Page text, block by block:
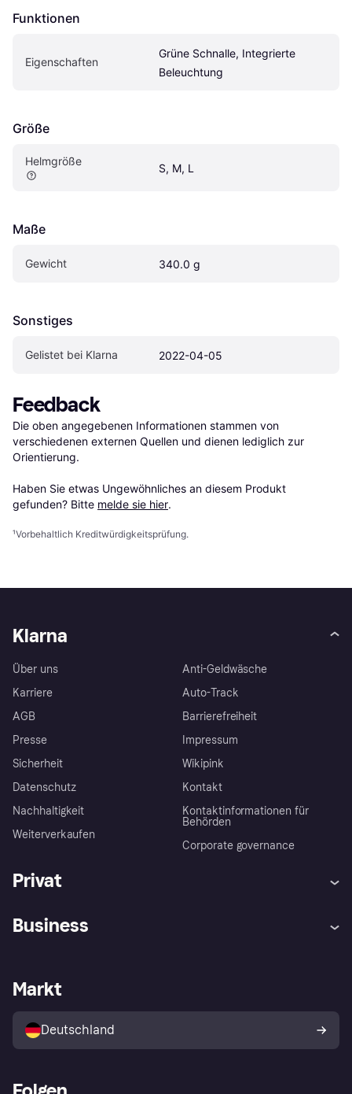
Funktionen
Eigen­schaften
Grüne Schnalle, Integrierte
Beleuchtung
Größe
Helmgröße
S, M, L
Maße
Gewicht 340.0 g
Sonstiges
Gelistet bei Klarna 2022-04-05
Feedback
Die oben angegebenen Informationen stammen von
verschiedenen externen Quellen und dienen lediglich zur
Orientierung.
Haben Sie etwas Ungewöhnliches an diesem Produkt
gefunden? Bitte melde sie hier.
¹Vorbehaltlich Kreditwürdigkeitsprüfung.
Klarna
Über uns
Karriere
AGB
Presse
Sicherheit
Datenschutz
Nachhaltigkeit
Weiterverkaufen
Anti-Geldwäsche
Auto-Track
Barrierefreiheit
Impressum
Wikipink
Kontakt
Kontaktinformationen für
Behörden
Corporate governance
Privat
Klarna App
Shops entdecken
Käuferschutzrichtlinie
Dein Widerrufsrecht
Business
Händlerportal
Markt
Deutschland